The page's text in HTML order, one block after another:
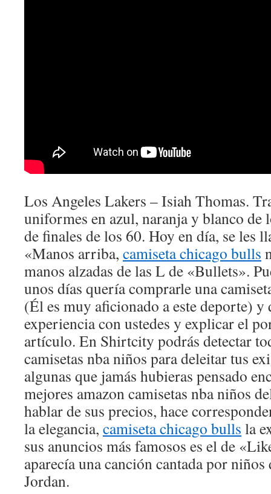
Los Angeles Lakers – Isiah Thomas.
uniformes en azul, naranja y blanco
de finales de los 60. Hoy en día, se les
«Manos arriba, camiseta chicago bulls
manos alzadas de las L de «Bullets».
unos días quería comprarle una
(Él es muy aficionado a este deporte)
experiencia con ustedes y explicar el
artículo. En Shirtcity podrás detectar
camisetas nba niños para deleitar tus
algunas que jamás hubieras pensado
mejores amazon camisetas nba niños
hablar de sus precios, hace
la elegancia, camiseta chicago bulls la
sus anuncios más famosos es el de
aparecía una canción cantada por niños
Jordan.